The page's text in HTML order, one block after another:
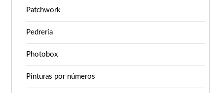
Patchwork
Pedrería
Photobox
Pinturas por números